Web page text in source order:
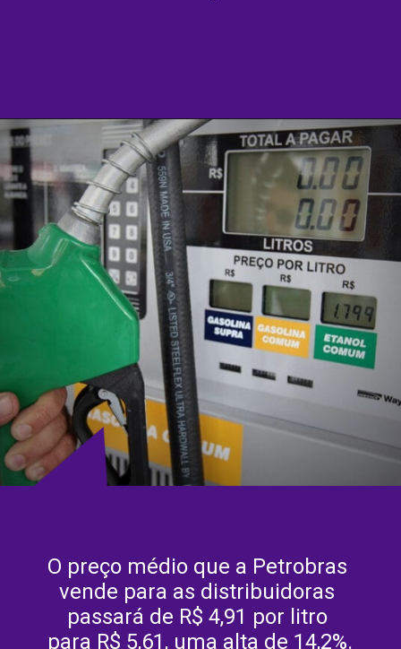
O preço médio que a Petrobras
vende para as distribuidoras
passará de R$ 4,91 por litro
para R$ 5,61, uma alta de 14,2%.